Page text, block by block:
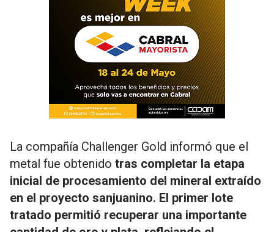
La compañía Challenger Gold informó que el
metal fue obtenido tras completar la etapa
inicial de procesamiento del mineral extraído
en el proyecto sanjuanino. El primer lote
tratado permitió recuperar una importante